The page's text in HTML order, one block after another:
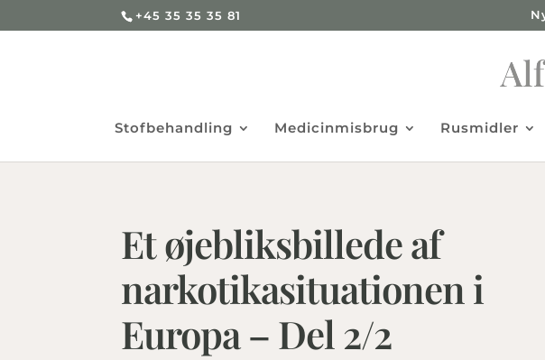
+45 35 35 35 81
Stofbehandling Medicinmisbrug Rusmidler
Et øjebliksbillede af
narkotikasituationen i
Europa – Del 2/2